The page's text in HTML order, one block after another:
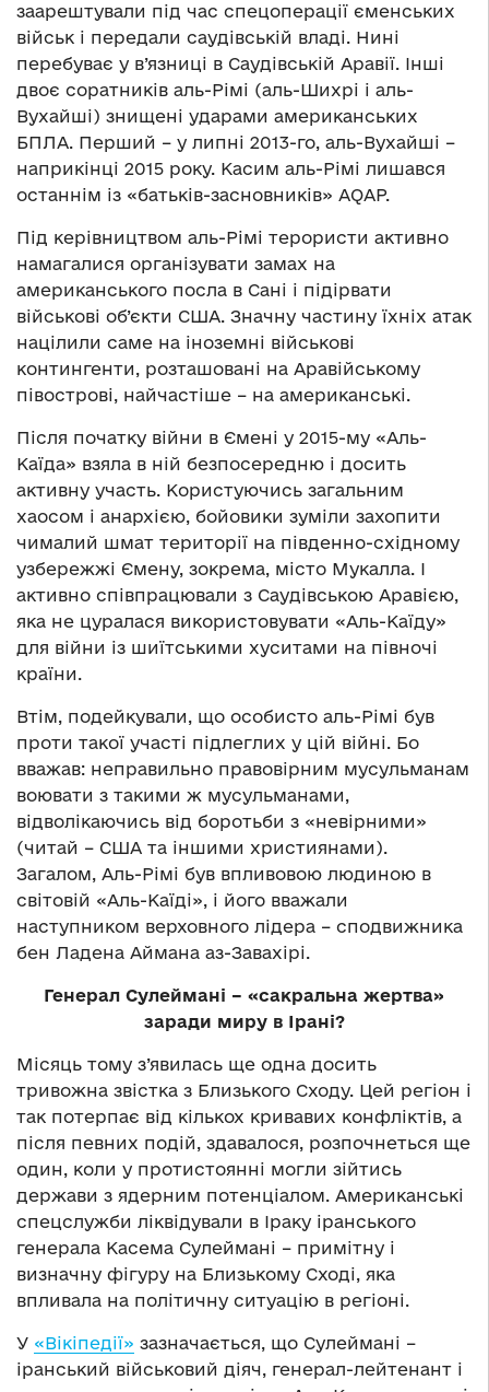
заарештували під час спецоперації єменських
військ і передали саудівській владі. Нині
перебуває у в’язниці в Саудівській Аравії. Інші
двоє соратників аль-Рімі (аль-Шихрі і аль-
Вухайші) знищені ударами американських
БПЛА. Перший – у липні 2013-го, аль-Вухайші –
наприкінці 2015 року. Касим аль-Рімі лишався
останнім із «батьків-засновників» AQAP.
Під керівництвом аль-Рімі терористи активно
намагалися організувати замах на
американського посла в Сані і підірвати
військові об’єкти США. Значну частину їхніх атак
націлили саме на іноземні військові
контингенти, розташовані на Аравійському
півострові, найчастіше – на американські.
Після початку війни в Ємені у 2015-му «Аль-
Каїда» взяла в ній безпосередню і досить
активну участь. Користуючись загальним
хаосом і анархією, бойовики зуміли захопити
чималий шмат території на південно-східному
узбережжі Ємену, зокрема, місто Мукалла. І
активно співпрацювали з Саудівською Аравією,
яка не цуралася використовувати «Аль-Каїду»
для війни із шиїтськими хуситами на півночі
країни.
Втім, подейкували, що особисто аль-Рімі був
проти такої участі підлеглих у цій війні. Бо
вважав: неправильно правовірним мусульманам
воювати з такими ж мусульманами,
відволікаючись від боротьби з «невірними»
(читай – США та іншими християнами).
Загалом, Аль-Рімі був впливовою людиною в
світовій «Аль-Каїді», і його вважали
наступником верховного лідера – сподвижника
бен Ладена Аймана аз-Завахірі.
Генерал Сулеймані – «сакральна жертва»
заради миру в Ірані?
Місяць тому з’явилась ще одна досить
тривожна звістка з Близького Сходу. Цей регіон і
так потерпає від кількох кривавих конфліктів, а
після певних подій, здавалося, розпочнеться ще
один, коли у протистоянні могли зійтись
держави з ядерним потенціалом. Американські
спецслужби ліквідували в Іраку іранського
генерала Касема Сулеймані – примітну і
визначну фігуру на Близькому Сході, яка
впливала на політичну ситуацію в регіоні.
У «Вікіпедії» зазначається, що Сулеймані –
іранський військовий діяч, генерал-лейтенант і